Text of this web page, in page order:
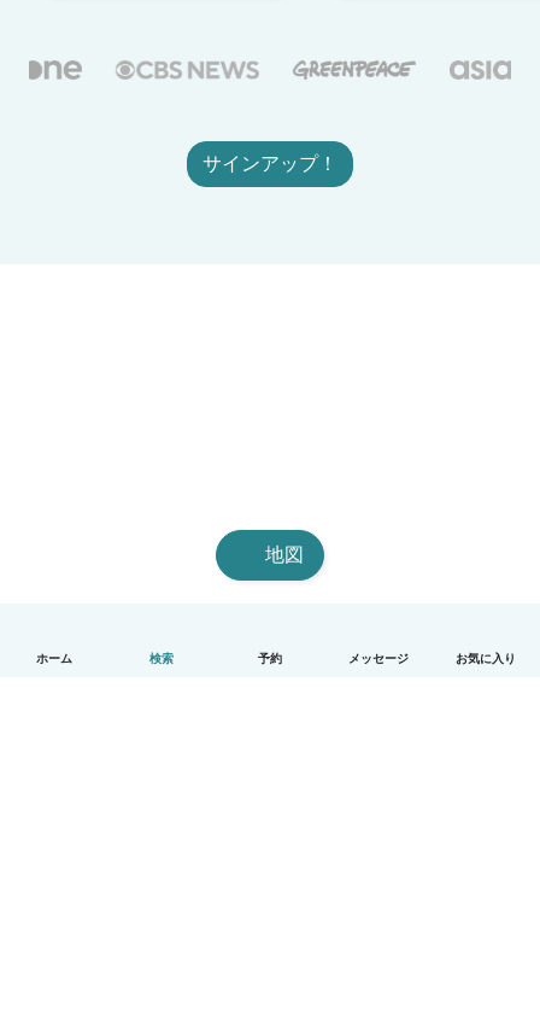
ホーム 検索 予約 メッセージ お気に入り
サインアップ！
地図